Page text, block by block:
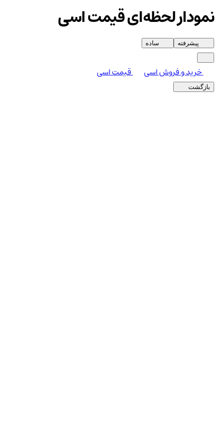
نمودار لحظه‌ای قیمت اسی
پیشرفته ساده
خرید و فروش اسی قیمت اسی
بازگشت